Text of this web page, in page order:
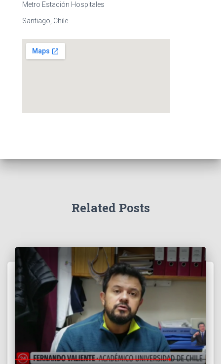
Metro Estación Hospitales
Santiago, Chile
Related Posts